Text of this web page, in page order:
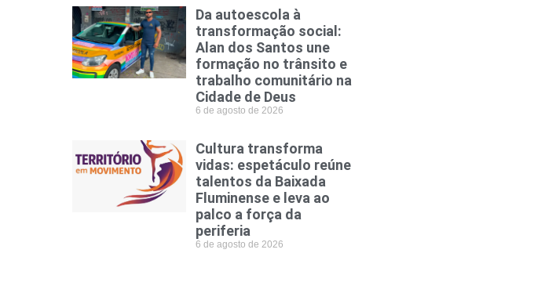
Da autoescola à
transformação social:
Alan dos Santos une
formação no trânsito e
trabalho comunitário na
Cidade de Deus
6 de agosto de 2026
Cultura transforma
vidas: espetáculo reúne
talentos da Baixada
Fluminense e leva ao
palco a força da
periferia
6 de agosto de 2026